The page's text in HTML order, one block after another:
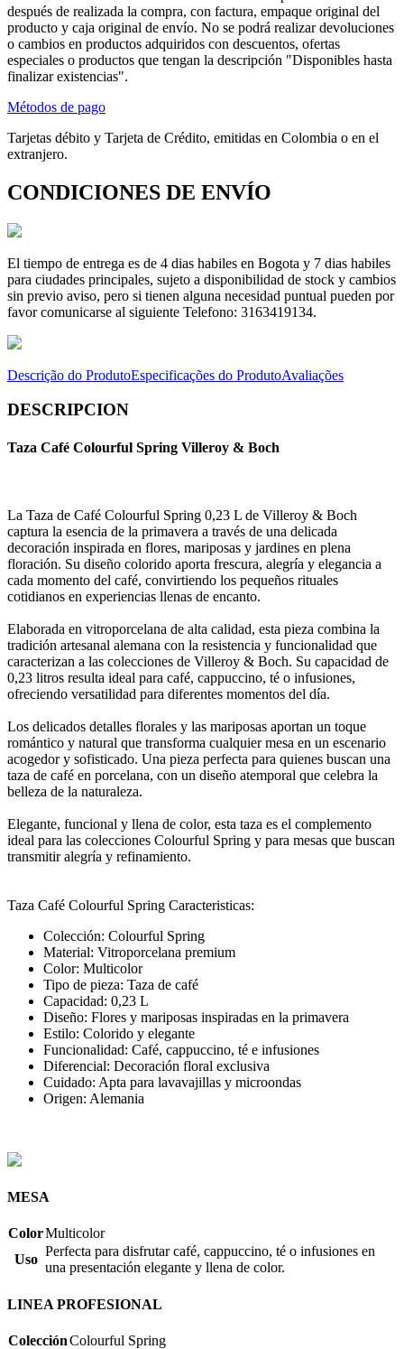
después de realizada la compra, con factura, empaque original del
producto y caja original de envío. No se podrá realizar devoluciones
o cambios en productos adquiridos con descuentos, ofertas
especiales o productos que tengan la descripción "Disponibles hasta
finalizar existencias".
Métodos de pago
Tarjetas débito y Tarjeta de Crédito, emitidas en Colombia o en el
extranjero.
CONDICIONES DE ENVÍO
El tiempo de entrega es de 4 dias habiles en Bogota y 7 dias habiles
para ciudades principales, sujeto a disponibilidad de stock y cambios
sin previo aviso, pero si tienen alguna necesidad puntual pueden por
favor comunicarse al siguiente Telefono: 3163419134.
Descrição do ProdutoEspecificações do ProdutoAvaliações
DESCRIPCION
Taza Café Colourful Spring Villeroy & Boch
La Taza de Café Colourful Spring 0,23 L de Villeroy & Boch
captura la esencia de la primavera a través de una delicada
decoración inspirada en flores, mariposas y jardines en plena
floración. Su diseño colorido aporta frescura, alegría y elegancia a
cada momento del café, convirtiendo los pequeños rituales
cotidianos en experiencias llenas de encanto.
Elaborada en vitroporcelana de alta calidad, esta pieza combina la
tradición artesanal alemana con la resistencia y funcionalidad que
caracterizan a las colecciones de Villeroy & Boch. Su capacidad de
0,23 litros resulta ideal para café, cappuccino, té o infusiones,
ofreciendo versatilidad para diferentes momentos del día.
Los delicados detalles florales y las mariposas aportan un toque
romántico y natural que transforma cualquier mesa en un escenario
acogedor y sofisticado. Una pieza perfecta para quienes buscan una
taza de café en porcelana, con un diseño atemporal que celebra la
belleza de la naturaleza.
Elegante, funcional y llena de color, esta taza es el complemento
ideal para las colecciones Colourful Spring y para mesas que buscan
transmitir alegría y refinamiento.
Taza Café Colourful Spring Caracteristicas:
Colección: Colourful Spring
Material: Vitroporcelana premium
Color: Multicolor
Tipo de pieza: Taza de café
Capacidad: 0,23 L
Diseño: Flores y mariposas inspiradas en la primavera
Estilo: Colorido y elegante
Funcionalidad: Café, cappuccino, té e infusiones
Diferencial: Decoración floral exclusiva
Cuidado: Apta para lavavajillas y microondas
Origen: Alemania
MESA
ColorMulticolor
Uso
Perfecta para disfrutar café, cappuccino, té o infusiones en
una presentación elegante y llena de color.
LINEA PROFESIONAL
ColecciónColourful Spring